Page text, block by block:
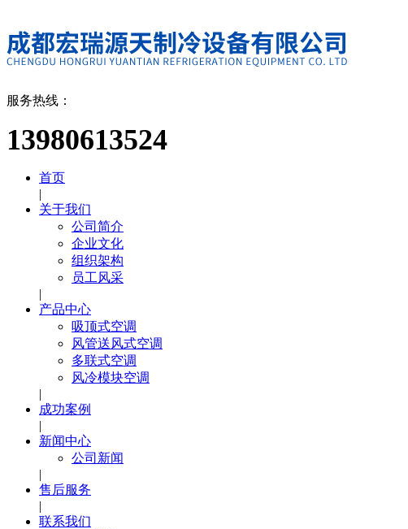
服务热线：
13980613524
首页
|
关于我们
公司简介
企业文化
组织架构
员工风采
|
产品中心
吸顶式空调
风管送风式空调
多联式空调
风冷模块空调
|
成功案例
|
新闻中心
公司新闻
|
售后服务
|
联系我们